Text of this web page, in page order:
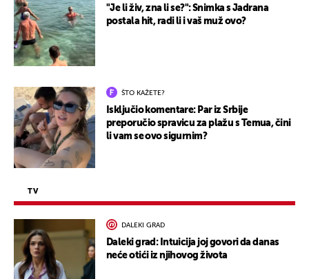
"Je li živ, zna li se?": Snimka s Jadrana
postala hit, radi li i vaš muž ovo?
ŠTO KAŽETE?
Isključio komentare: Par iz Srbije
preporučio spravicu za plažu s Temua, čini
li vam se ovo sigurnim?
TV
DALEKI GRAD
Daleki grad: Intuicija joj govori da danas
neće otići iz njihovog života